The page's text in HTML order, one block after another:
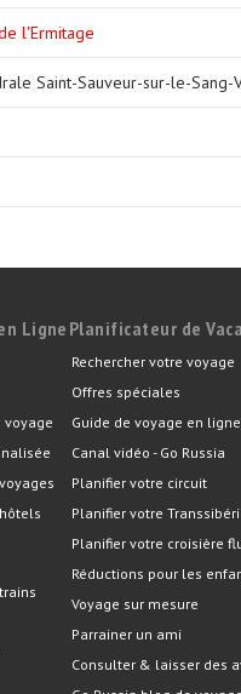
l'Ermitage
Saint-Sauveur-sur-le-Sang-
Ligne
voyage
Planificateur de
Rechercher votre voyage
Offres spéciales
Guide de voyage en ligne
Canal vidéo - Go Russia
Planifier votre circuit
Planifier votre
Planifier votre croisière
Réductions pour les
Voyage sur mesure
Parrainer un ami
Consulter & laisser des